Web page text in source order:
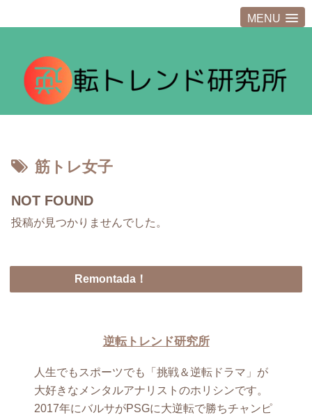
MENU
筋トレ女子
NOT FOUND
投稿が見つかりませんでした。
Remontada！
逆転トレンド研究所
人生でもスポーツでも「挑戦＆逆転ドラマ」が
大好きなメンタルアナリストのホリシンです。
2017年にバルサがPSGに大逆転で勝ちチャンピ